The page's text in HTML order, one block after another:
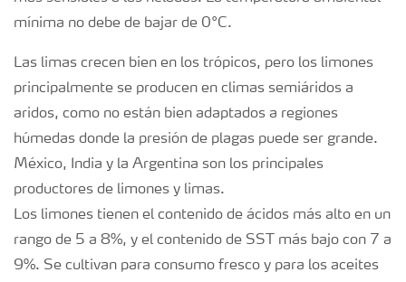
mínima no debe de bajar de 0°C.
Las limas crecen bien en los trópicos, pero los limones
principalmente se producen en climas semiáridos a
aridos, como no están bien adaptados a regiones
húmedas donde la presión de plagas puede ser grande.
México, India y la Argentina son los principales
productores de limones y limas.
Los limones tienen el contenido de ácidos más alto en un
rango de 5 a 8%, y el contenido de SST más bajo con 7 a
9%. Se cultivan para consumo fresco y para los aceites